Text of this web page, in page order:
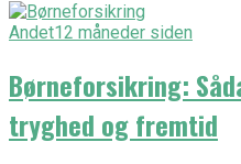
Andet12 måneder siden
Børneforsikring:
tryghed og fremtid